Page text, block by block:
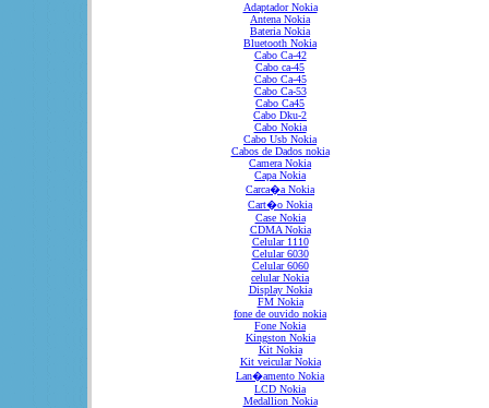
Adaptador Nokia
Antena Nokia
Bateria Nokia
Bluetooth Nokia
Cabo Ca-42
Cabo ca-45
Cabo Ca-45
Cabo Ca-53
Cabo Ca45
Cabo Dku-2
Cabo Nokia
Cabo Usb Nokia
Cabos de Dados nokia
Camera Nokia
Capa Nokia
Carca�a Nokia
Cart�o Nokia
Case Nokia
CDMA Nokia
Celular 1110
Celular 6030
Celular 6060
celular Nokia
Display Nokia
FM Nokia
fone de ouvido nokia
Fone Nokia
Kingston Nokia
Kit Nokia
Kit veicular Nokia
Lan�amento Nokia
LCD Nokia
Medallion Nokia